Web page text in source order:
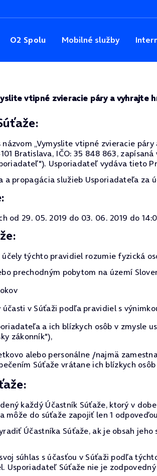
O2 Spolu Mobilné služby
vtipné zvieracie páry a vyhrajte
„Vymyslite vtipné zvieracie
Bratislava, IČO: 35 848 863,
Usporiadateľ vydáva tieto
a propagácia služieb Usporiadateľa za
od 29. 05. 2019 do 03. 06. 2019 do
účely týchto pravidiel rozumie fyzická
prechodným pobytom na území
v Súťaži podľa pravidiel s
a ich blízkych osôb v zmysle
zákonník"),
alebo personálne /najmä
Súťaže vrátane ich blízkych
každý Účastník Súťaže, ktorý v
môže do súťaže zapojiť len 1
Účastníka Súťaže, ak je obsah
súhlas s účasťou v Súťaži podľa
Usporiadateľ Súťaže nie je